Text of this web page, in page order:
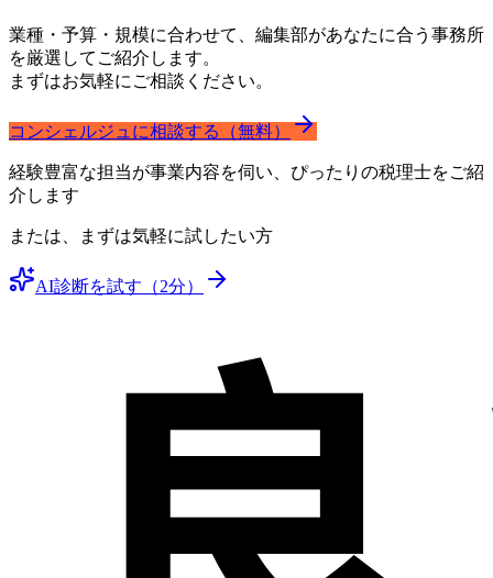
業種・予算・規模に合わせて、編集部があなたに合う事務所
を厳選してご紹介します。
まずはお気軽にご相談ください。
コンシェルジュに相談する（無料）
経験豊富な担当が事業内容を伺い、ぴったりの税理士をご紹
介します
または、まずは気軽に試したい方
AI診断を試す（2分）